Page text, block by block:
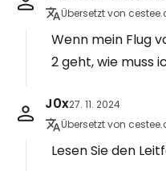
Übersetzt von
Wenn mein Flug
2 geht, wie muss
J0x27. 11. 2024
Übersetzt von
Lesen Sie den